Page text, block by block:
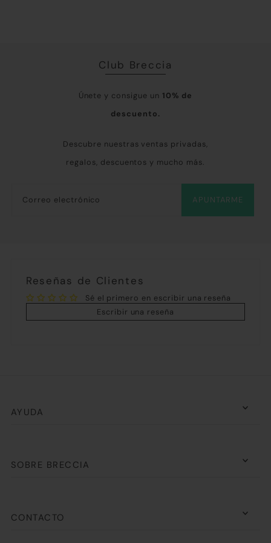
Club Breccia
Únete y consigue un 10% de
descuento.
Descubre nuestras ventas privadas,
regalos, descuentos y mucho más.
APUNTARME
Reseñas de Clientes
Sé el primero en escribir una reseña
Escribir una reseña
AYUDA
SOBRE BRECCIA
CONTACTO